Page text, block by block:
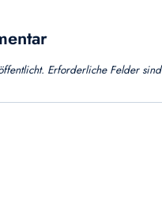
Erforderliche Felder